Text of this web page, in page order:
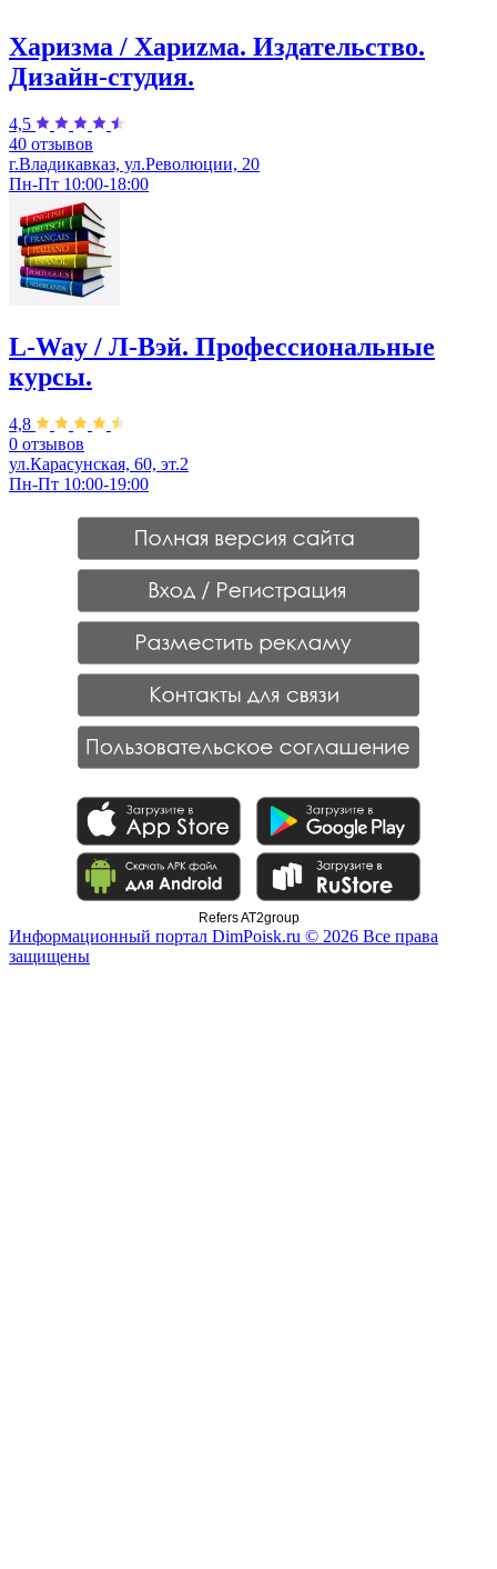
Харизма / Хариzма. Издательство.
Дизайн-студия.
4,5
40 отзывов
г.Владикавказ, ул.Революции, 20
Пн-Пт 10:00-18:00
L-Way / Л-Вэй. Профессиональные
курсы.
4,8
0 отзывов
ул.Карасунская, 60, эт.2
Пн-Пт 10:00-19:00
Refers AT2group
Информационный портал DimPoisk.ru © 2026 Все права
защищены